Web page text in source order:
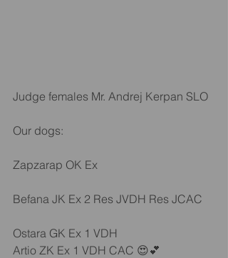
Judge females Mr. Andrej Kerpan SLO
Our dogs:
Zapzarap OK Ex
Befana JK Ex 2 Res JVDH Res JCAC
Ostara GK Ex 1 VDH
Artio ZK Ex 1 VDH CAC 😍💕